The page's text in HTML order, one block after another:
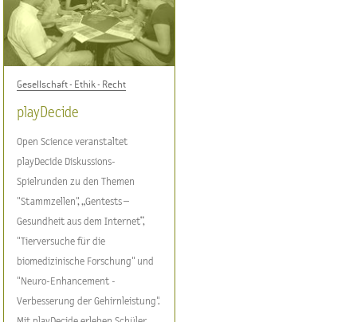
Gesellschaft - Ethik - Recht
playDecide
Open Science veranstaltet
playDecide Diskussions-
Spielrunden zu den Themen
"Stammzellen", „Gentests –
Gesundheit aus dem Internet“,
"Tierversuche für die
biomedizinische Forschung" und
"Neuro-Enhancement -
Verbesserung der Gehirnleistung".